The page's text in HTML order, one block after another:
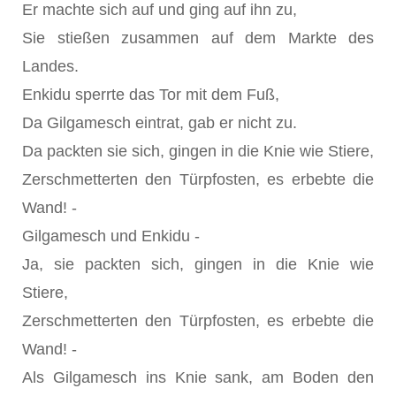
Er machte sich auf und ging auf ihn zu,
Sie stießen zusammen auf dem Markte des
Landes.
Enkidu sperrte das Tor mit dem Fuß,
Da Gilgamesch eintrat, gab er nicht zu.
Da packten sie sich, gingen in die Knie wie Stiere,
Zerschmetterten den Türpfosten, es erbebte die
Wand! -
Gilgamesch und Enkidu -
Ja, sie packten sich, gingen in die Knie wie
Stiere,
Zerschmetterten den Türpfosten, es erbebte die
Wand! -
Als Gilgamesch ins Knie sank, am Boden den